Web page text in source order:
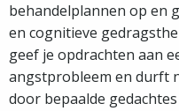
behandelplannen op en
en cognitieve
geef je opdrachten aan
angstprobleem en durft
door bepaalde